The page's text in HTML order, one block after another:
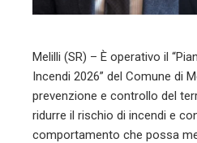
Melilli (SR) – È operativo il
Incendi 2026” del Comune di
prevenzione e controllo del
ridurre il rischio di incendi e
comportamento che possa